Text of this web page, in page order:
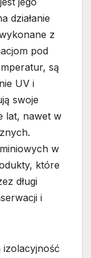
działanie
z
pod
są
UV i
swoje
lat, nawet w
w
które
długi
i
izolacyjność